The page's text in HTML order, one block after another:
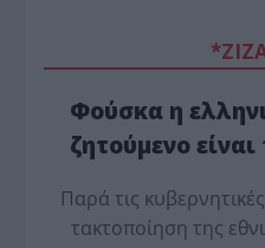
Φούσκα η
ζητούμενο
Παρά τις
τακτοποίηση της